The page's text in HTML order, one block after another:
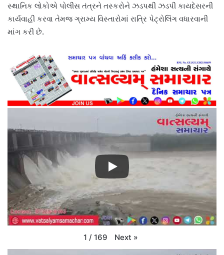
સ્થાનિક લોકોએ પોલીસ તંત્રને તસ્કરોને ઝડપથી ઝડપી કાયદેસરની
કાર્યવાહી કરવા તેમજ ગ્રામ્ય વિસ્તારોમાં રાત્રિ પેટ્રોલિંગ વધારવાની
માંગ કરી છે.
1 / 169 Next »